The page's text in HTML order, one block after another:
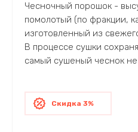
Чесночный порошок -
помолотый (по фракции,
изготовленный из
В процессе сушки
самый сушеный чеснок
Скидка 3%